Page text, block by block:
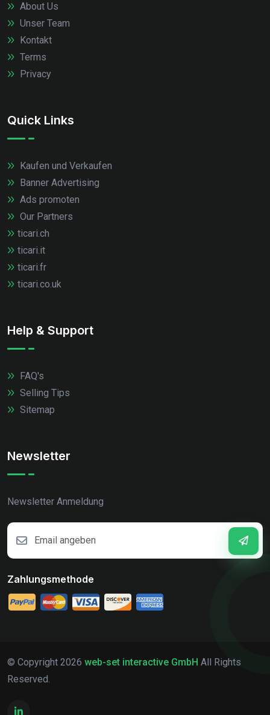
About Us
Unser Team
Kontakt
Terms
Privacy
Quick Links
Kaufen und Verkaufen
Banner Advertising
Ads promoten
Our Partners
ticari.ch
ticari.it
ticari.fr
ticari.co.uk
Help & Support
FAQ's
Selling Tips
Sitemap
Newsletter
Newsletter Anmeldung
Zahlungsmethode
© Copyright 2026 web-set interactive GmbH All Rights
Reserved.